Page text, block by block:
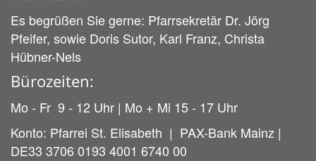
Es begrüßen Sie gerne: Pfarrsekretär Dr. Jörg
Pfeifer, sowie Doris Sutor, Karl Franz, Christa
Hübner-Nels
Bürozeiten:
Mo - Fr 9 - 12 Uhr | Mo + Mi 15 - 17 Uhr
Konto: Pfarrei St. Elisabeth | PAX-Bank Mainz |
DE33 3706 0193 4001 6740 00